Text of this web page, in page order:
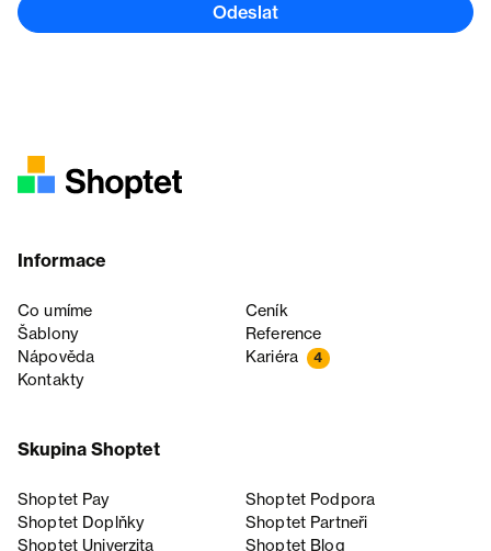
Odeslat
Informace
Co umíme
Ceník
Šablony
Reference
Nápověda
Kariéra 4
Kontakty
Skupina Shoptet
Shoptet Pay
Shoptet Podpora
Shoptet Doplňky
Shoptet Partneři
Shoptet Univerzita
Shoptet Blog